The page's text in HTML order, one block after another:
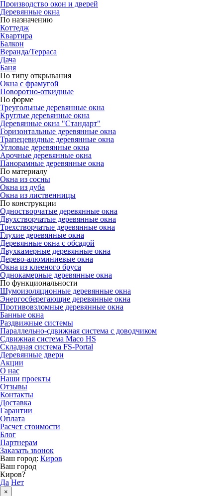
Производство окон и дверей
Деревянные окна
По назначению
Коттедж
Квартира
Балкон
Веранда/Терраса
Дача
Баня
По типу открывания
Окна с фрамугой
Поворотно-откидные
По форме
Треугольные деревянные окна
Круглые деревянные окна
Деревянные окна "Стандарт"
Горизонтальные деревянные окна
Трапецевидные деревянные окна
Угловые деревянные окна
Арочные деревянные окна
Панорамные деревянные окна
По материалу
Окна из сосны
Окна из дуба
Окна из лиственницы
По конструкции
Одностворчатые деревянные окна
Двухстворчатые деревянные окна
Трехстворчатые деревянные окна
Глухие деревянные окна
Деревянные окна с обсадой
Двухкамерные деревянные окна
Дерево-алюминиевые окна
Окна из клееного бруса
Однокамерные деревянные окна
По функциональности
Шумоизоляционные деревянные окна
Энергосберегающие деревянные окна
Противовзломные деревянные окна
Банные окна
Раздвижные системы
Параллельно-сдвижная система с доводчиком
Сдвижная система Maco HS
Складная система FS-Portal
Деревянные двери
Акции
О нас
Наши проекты
Отзывы
Контакты
Доставка
Гарантии
Оплата
Расчет стоимости
Блог
Партнерам
Заказать звонок
Ваш город: Киров
Ваш город
Киров?
Да Нет
×